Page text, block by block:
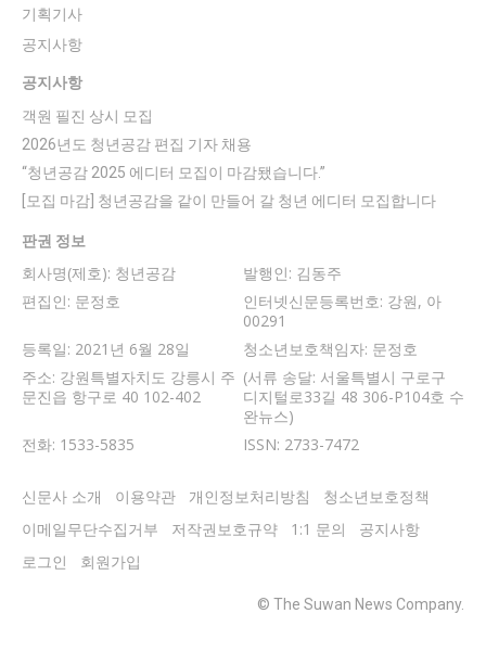
기획기사
공지사항
공지사항
객원 필진 상시 모집
2026년도 청년공감 편집 기자 채용
“청년공감 2025 에디터 모집이 마감됐습니다.”
[모집 마감] 청년공감을 같이 만들어 갈 청년 에디터 모집합니다
판권 정보
회사명(제호): 청년공감
발행인: 김동주
편집인: 문정호
인터넷신문등록번호: 강원, 아
00291
등록일: 2021년 6월 28일
청소년보호책임자: 문정호
주소: 강원특별자치도 강릉시 주
문진읍 항구로 40 102-402
(서류 송달: 서울특별시 구로구
디지털로33길 48 306-P104호 수
완뉴스)
전화: 1533-5835
ISSN: 2733-7472
신문사 소개 이용약관 개인정보처리방침
청소년보호정책
이메일무단수집거부
저작권보호규약 1:1 문의
공지사항
로그인
회원가입
© The Suwan News Company.